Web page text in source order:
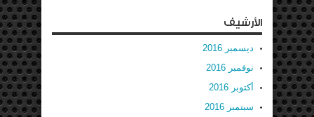
الأرشيف
ديسمبر 2016
نوفمبر 2016
أكتوبر 2016
سبتمبر 2016